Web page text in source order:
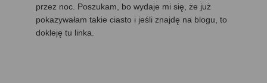
przez noc. Poszukam, bo wydaje mi się, że już
pokazywałam takie ciasto i jeśli znajdę na blogu, to
dokleję tu linka.